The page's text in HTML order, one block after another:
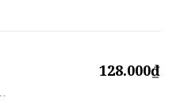
128.000₫